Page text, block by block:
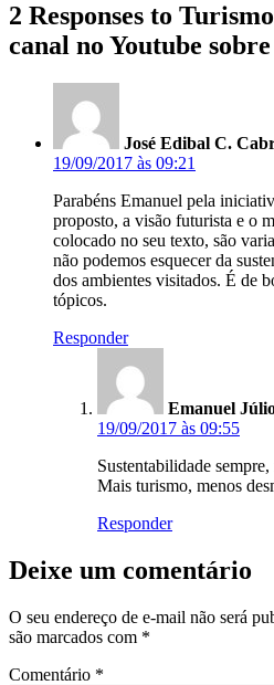
2 Responses to
canal no Youtube
José Edibal C.
19/09/2017 às 09:21
Parabéns Emanuel pela
proposto, a visão futurista e o
colocado no seu texto, são
não podemos esquecer da
dos ambientes visitados. É de
tópicos.
Responder
Emanuel
19/09/2017 às 09:55
Sustentabilidade
Mais turismo, menos
Responder
Deixe um comentário
O seu endereço de e-mail não será
são marcados com *
Comentário *